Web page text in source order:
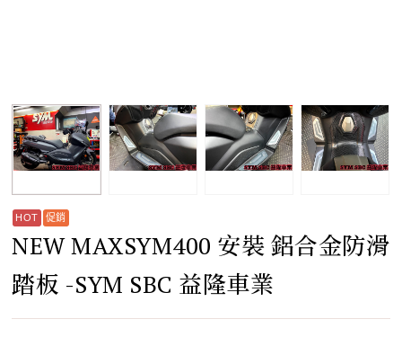
NEW MAXSYM400 安裝 鋁合金防滑
踏板 -SYM SBC 益隆車業